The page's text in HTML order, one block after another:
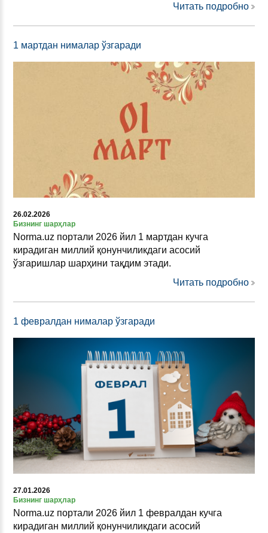
Читать подробно
1 мартдан нималар ўзгаради
26.02.2026
Бизнинг шарҳлар
Norma.uz портали 2026 йил 1 мартдан кучга
кирадиган миллий қонунчиликдаги асосий
ўзгаришлар шарҳини тақдим этади.
Читать подробно
1 февралдан нималар ўзгаради
27.01.2026
Бизнинг шарҳлар
Norma.uz портали 2026 йил 1 февралдан кучга
кирадиган миллий қонунчиликдаги асосий